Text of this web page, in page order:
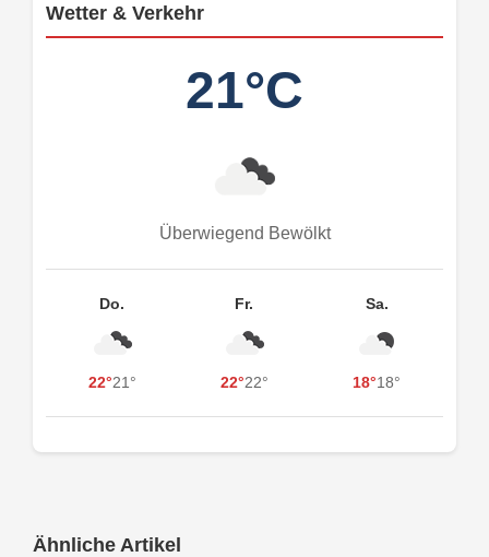
Wetter & Verkehr
21°C
Überwiegend Bewölkt
Do.
22°21°
Fr.
22°22°
Sa.
18°18°
Ähnliche Artikel